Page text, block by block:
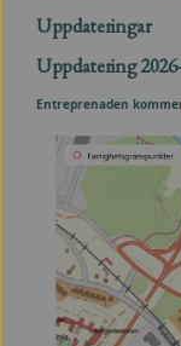
Uppdateringar
Uppdatering
Entreprenaden